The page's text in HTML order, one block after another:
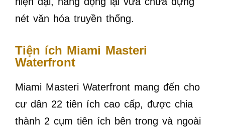
nét văn hóa truyền thống.
Tiện ích Miami Masteri
Waterfront
Miami Masteri Waterfront mang đến cho
cư dân 22 tiên ích cao cấp, được chia
thành 2 cụm tiên ích bên trong và ngoài